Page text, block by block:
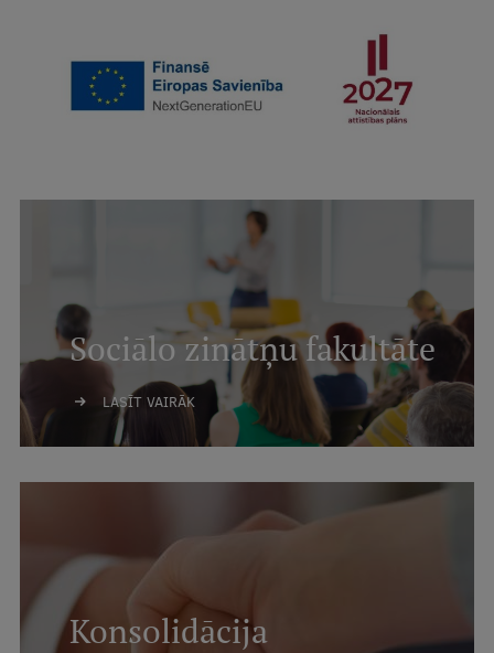
Sociālo zinātņu fakultāte
LASĪT VAIRĀK
Konsolidācija